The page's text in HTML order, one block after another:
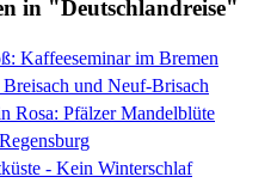
in "Deutschlandreise"
Kaffeeseminar im Bremen
und Neuf-Brisach
Rosa: Pfälzer Mandelblüte
- Kein Winterschlaf